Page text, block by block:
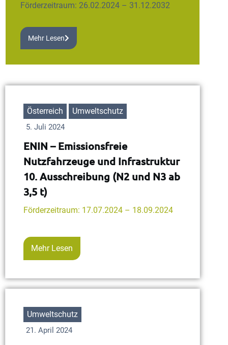
Förderzeitraum: 26.02.2024 – 31.12.2032
Mehr Lesen
Österreich Umweltschutz
5. Juli 2024
ENIN – Emissionsfreie
Nutzfahrzeuge und Infrastruktur
10. Ausschreibung (N2 und N3 ab
3,5 t)
Förderzeitraum: 17.07.2024 – 18.09.2024
Mehr Lesen
Umweltschutz
21. April 2024